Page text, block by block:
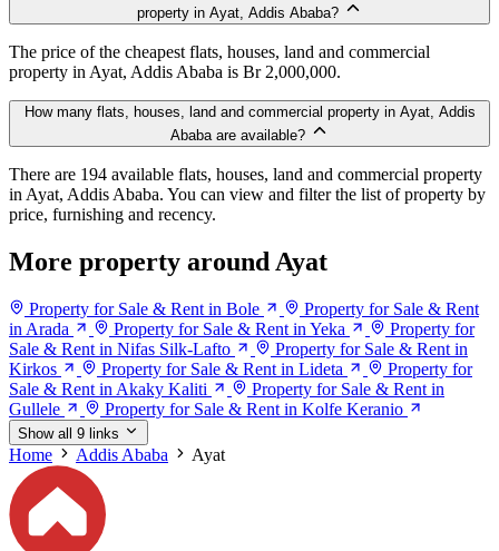
property in Ayat, Addis Ababa?
The price of the cheapest flats, houses, land and commercial
property in Ayat, Addis Ababa is Br 2,000,000.
How many flats, houses, land and commercial property in Ayat, Addis
Ababa are available?
There are 194 available flats, houses, land and commercial property
in Ayat, Addis Ababa. You can view and filter the list of property by
price, furnishing and recency.
More property around Ayat
Property for Sale & Rent in Bole
Property for Sale & Rent
in Arada
Property for Sale & Rent in Yeka
Property for
Sale & Rent in Nifas Silk-Lafto
Property for Sale & Rent in
Kirkos
Property for Sale & Rent in Lideta
Property for
Sale & Rent in Akaky Kaliti
Property for Sale & Rent in
Gullele
Property for Sale & Rent in Kolfe Keranio
Show all 9 links
Home Addis Ababa Ayat